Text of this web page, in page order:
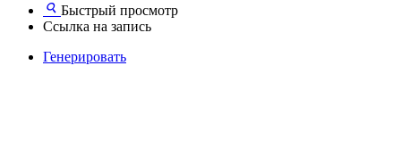
Быстрый просмотр
Ссылка на запись
Генерировать